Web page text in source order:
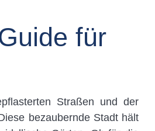
für
Straßen und der
bezaubernde Stadt hält